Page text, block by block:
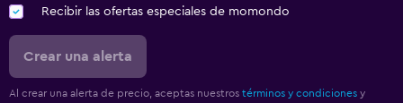
Recibir las ofertas especiales de momondo
Crear una alerta
Al crear una alerta de precio, aceptas nuestros términos y condiciones y